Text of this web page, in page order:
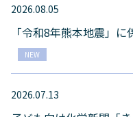
2026.08.05
「令和8年熊本地震」
NEW
2026.07.13